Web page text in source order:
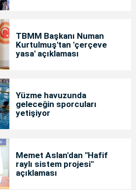
TBMM Başkanı Numan
Kurtulmuş'tan 'çerçeve
yasa' açıklaması
Yüzme havuzunda
geleceğin sporcuları
yetişiyor
Memet Aslan'dan "Hafif
raylı sistem projesi"
açıklaması